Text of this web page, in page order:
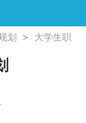
划 >
大学生职